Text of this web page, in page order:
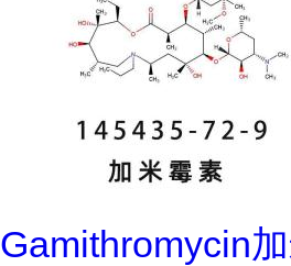
Gamithromycin